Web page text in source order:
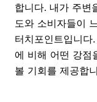
합니다. 내가 주변
도와 소비자들이
터치포인트입니
에 비해 어떤 강점
볼 기회를 제공합